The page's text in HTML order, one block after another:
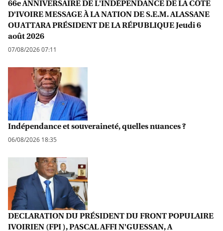
66e ANNIVERSAIRE DE L'INDÉPENDANCE DE LA CÔTE
D'IVOIRE MESSAGE À LA NATION DE S.E.M. ALASSANE
OUATTARA PRÉSIDENT DE LA RÉPUBLIQUE Jeudi 6
août 2026
07/08/2026 07:11
Indépendance et souveraineté, quelles nuances ?
06/08/2026 18:35
DECLARATION DU PRÉSIDENT DU FRONT POPULAIRE
IVOIRIEN (FPI ), PASCAL AFFI N'GUESSAN, A